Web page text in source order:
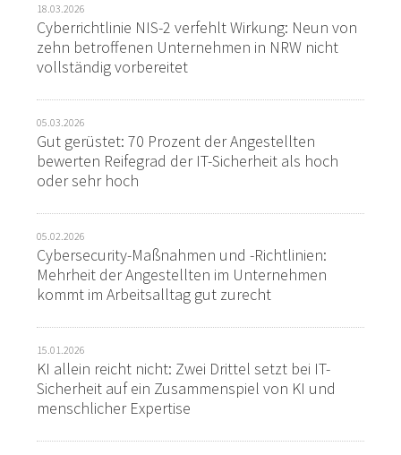
18.03.2026
Cyberrichtlinie NIS-2 verfehlt Wirkung: Neun von
zehn betroffenen Unternehmen in NRW nicht
vollständig vorbereitet
05.03.2026
Gut gerüstet: 70 Prozent der Angestellten
bewerten Reifegrad der IT-Sicherheit als hoch
oder sehr hoch
05.02.2026
Cybersecurity-Maßnahmen und -Richtlinien:
Mehrheit der Angestellten im Unternehmen
kommt im Arbeitsalltag gut zurecht
15.01.2026
KI allein reicht nicht: Zwei Drittel setzt bei IT-
Sicherheit auf ein Zusammenspiel von KI und
menschlicher Expertise